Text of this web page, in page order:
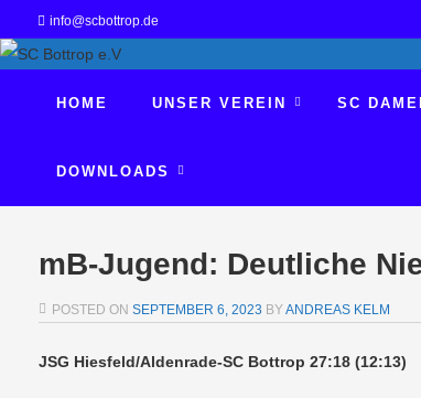
info@scbottrop.de
HOME UNSER VEREIN SC
DOWNLOADS
mB-Jugend: Deutliche
POSTED ON SEPTEMBER 6, 2023 BYANDREAS KELM
JSG Hiesfeld/Aldenrade-SC Bottrop 27:18 (12:13)